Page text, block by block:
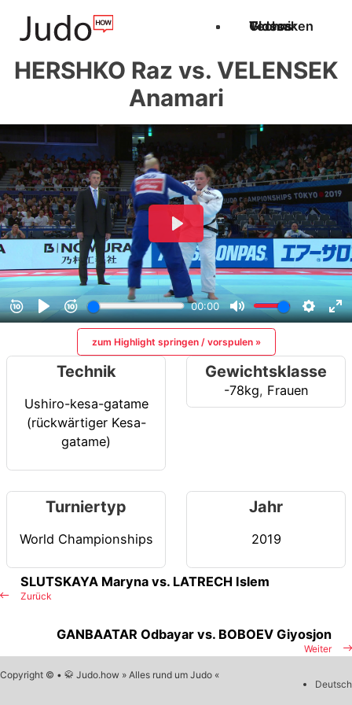
Techniken
Videos
Glossar
HERSHKO Raz vs. VELENSEK
Anamari
zum Highlight springen / vorspulen »
Technik
Ushiro-kesa-gatame
(rückwärtiger Kesa-
gatame)
Gewichtsklasse
-78kg, Frauen
Turniertyp
World Championships
Jahr
2019
Zurück
SLUTSKAYA Maryna vs. LATRECH Islem
Weiter
GANBAATAR Odbayar vs. BOBOEV Giyosjon
Copyright © • 🥋 Judo.how » Alles rund um Judo «
Deutsch